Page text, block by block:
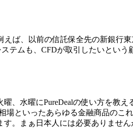
ば、以前の信託保全先の新銀行
ステムも、CFDが取引したいという
、水曜にPureDealの使い方を教え
場といったあらゆる金融商品のこ
。まぁ日本人には必要ありません